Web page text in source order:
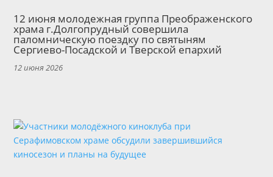
12 июня молодежная группа Преображенского
храма г.Долгопрудный совершила
паломническую поездку по святыням
Сергиево-Посадской и Тверской епархий
12 июня 2026